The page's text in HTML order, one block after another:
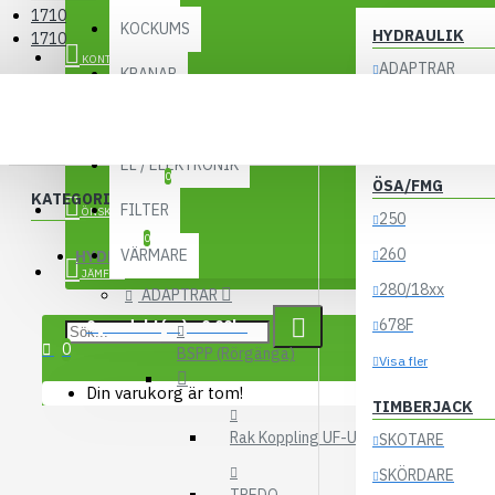
KOCKUMS
KRANAR
EL / ELEKTRONIK
FILTER
VÄRMARE
HYDRAULIK
ADAPTRAR
ÖSA/FMG
250
260
280/18xx
678F
Visa fler
TIMBERJACK
SKOTARE
SKÖRDARE
KONTO
ÖNSKELISTA
0
JÄMFÖR
0
0 produkt(er) - 0.00kr
0
Din varukorg är tom!
1710
1710
KATEGORIER
HYDRAULIK
ADAPTRAR
BSPP (Rörgänga)
Rak Koppling UF-UF